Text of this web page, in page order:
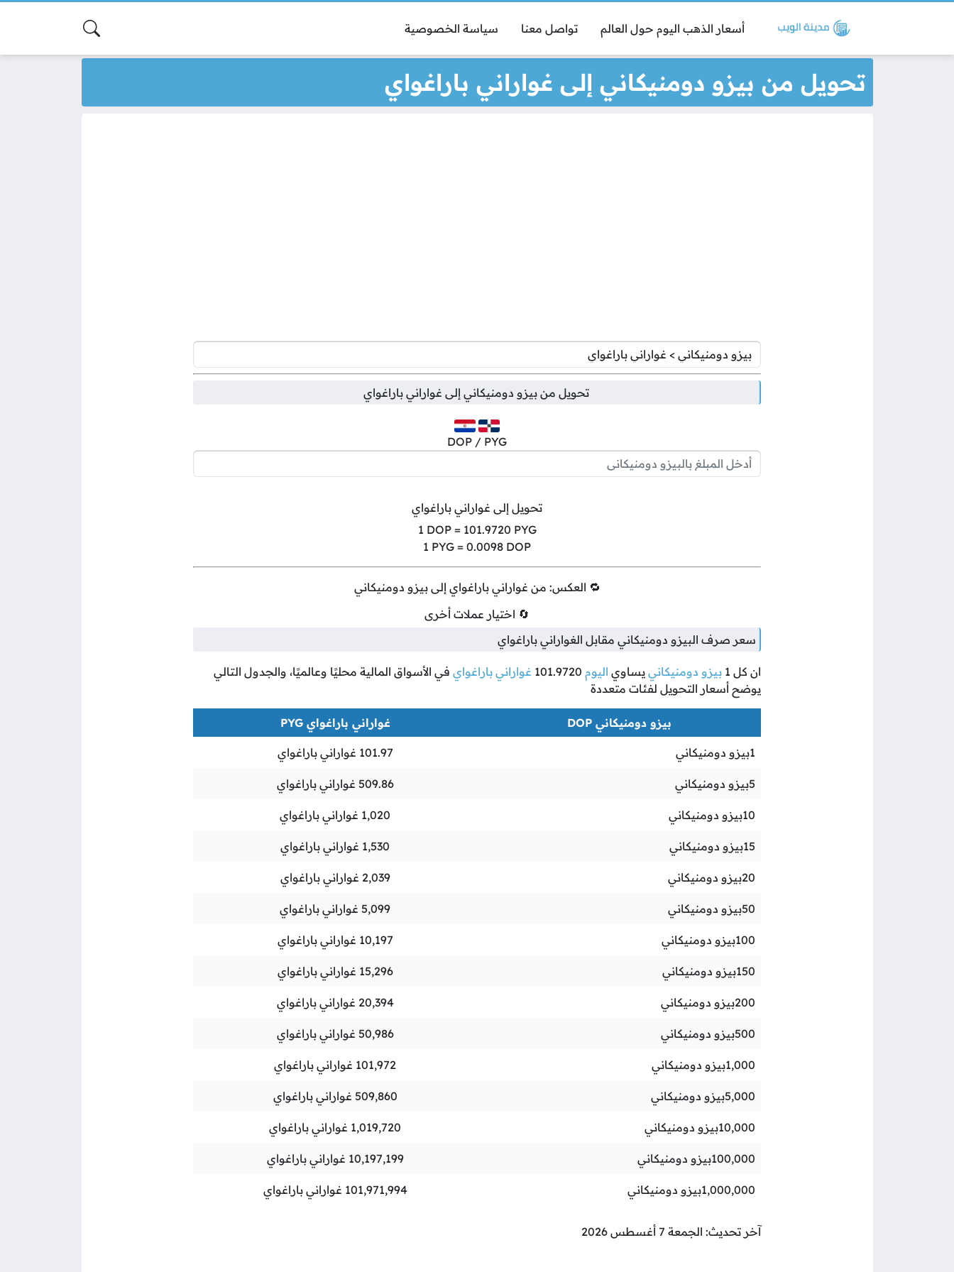
أسعار الذهب اليوم حول العالم تواصل معنا سياسة الخصوصية
تحويل من بيزو دومنيكاني إلى غواراني باراغواي
تحويل من بيزو دومنيكاني إلى غواراني باراغواي
DOP / PYG
تحويل إلى غواراني باراغواي
1 DOP = 101.9720 PYG
1 PYG = 0.0098 DOP
🔁 العكس: من غواراني باراغواي إلى بيزو دومنيكاني
🔄 اختيار عملات أخرى
سعر صرف البيزو دومنيكاني مقابل الغواراني باراغواي
ان كل 1 بيزو دومنيكاني يساوي اليوم 101.9720 غواراني باراغواي في الأسواق المالية محليًا وعالميًا، والجدول التالي
يوضح أسعار التحويل لفئات متعددة
بيزو دومنيكاني DOP غواراني باراغواي PYG
1بيزو دومنيكاني 101.97 غواراني باراغواي
5بيزو دومنيكاني 509.86 غواراني باراغواي
10بيزو دومنيكاني 1,020 غواراني باراغواي
15بيزو دومنيكاني 1,530 غواراني باراغواي
20بيزو دومنيكاني 2,039 غواراني باراغواي
50بيزو دومنيكاني 5,099 غواراني باراغواي
100بيزو دومنيكاني 10,197 غواراني باراغواي
150بيزو دومنيكاني 15,296 غواراني باراغواي
200بيزو دومنيكاني 20,394 غواراني باراغواي
500بيزو دومنيكاني 50,986 غواراني باراغواي
1,000بيزو دومنيكاني 101,972 غواراني باراغواي
5,000بيزو دومنيكاني 509,860 غواراني باراغواي
10,000بيزو دومنيكاني 1,019,720 غواراني باراغواي
100,000بيزو دومنيكاني 10,197,199 غواراني باراغواي
1,000,000بيزو دومنيكاني 101,971,994 غواراني باراغواي
آخر تحديث: الجمعة 7 أغسطس 2026